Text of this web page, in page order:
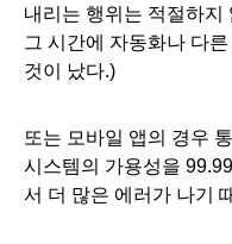
내리는 행위는 적절하지
그 시간에 자동화나 다
것이 났다.)
또는 모바일 앱의 경우
시스템의 가용성을
서 더 많은 에러가 나기